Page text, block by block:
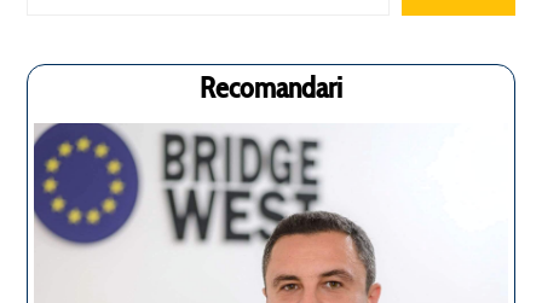
Recomandari